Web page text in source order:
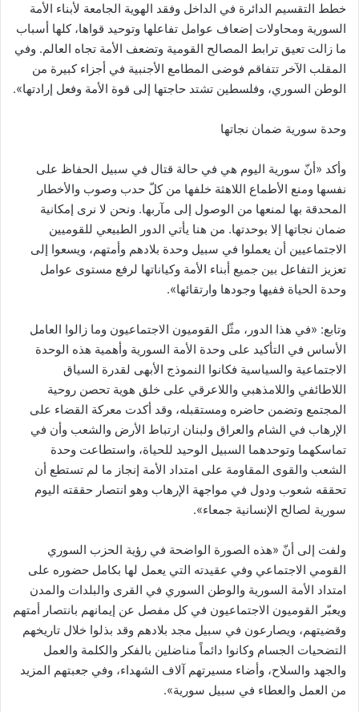
خطط التقسيم الدائرة في الداخل وفقد الهوية الجامعة لأبناء الأمة
السورية ومحاولات إضعاف عوامل تفاعلها وتوحيد قواها، كلها أسباب
ما زالت تعيق ترابط المصالح القومية وتضعف الأمة تجاه العالم. وفي
المقلب الآخر تتفاقم فوضى المطامع الأجنبية في أجزاء كبيرة من
الوطن السوري، وفلسطين تشتد حاجتها إلى قوة الأمة وفعل إرادتها».
وحدة سورية ضمان نجاتها
وأكد «أنّ سورية اليوم هي في حالة قتال في سبيل الحفاظ على
نفسها ومنع الأطماع اللاهثة خلفها من كلّ حدب وصوب والأخطار
المحدقة بها لمنعها من الوصول إلى مآربها. ونحن لا نرى إمكانية
ضمان نجاتها إلا بوحدتها. من هنا يأتي الدور الطبيعي للقوميين
الاجتماعيين أن يعملوا في سبيل وحدة بلادهم وأمتهم، ويسعوا إلى
تعزيز التفاعل بين جميع أبناء الأمة وكياناتها لرفع مستوى عوامل
وحدة الحياة ففيها وجودها وارتقائها».
وتابع: «في هذا الدور، مثّل القوميون الاجتماعيون وما زالوا العامل
الأساس في التأكيد على وحدة الأمة السورية وأهمية هذه الوحدة
الاجتماعية والسياسية فكانوا النموذج الأبهى لقدرة السياق
اللاطائفي واللامذهبي واللاعرقي على خلق هوية تحصن روحية
المجتمع وتضمن حاضره ومستقبله، وقد أكدت معركة القضاء على
الإرهاب في الشام والعراق ولبنان ارتباط الأرض والشعب وأن في
تماسكهما وتوحدهما السبيل الوحيد للحياة، واستطاعت وحدة
الشعب والقوى المقاومة على امتداد الأمة إنجاز ما لم تستطع أن
تحققه شعوب ودول في مواجهة الإرهاب وهو انتصار حققته اليوم
سورية لصالح الإنسانية جمعاء».
ولفت إلى أنّ «هذه الصورة الواضحة في رؤية الحزب السوري
القومي الاجتماعي وفي عقيدته التي يعمل لها بكامل حضوره على
امتداد الأمة السورية والوطن السوري في القرى والبلدات والمدن
ويعبّر القوميون الاجتماعيون في كل مفصل عن إيمانهم بانتصار أمتهم
وقضيتهم، ويصارعون في سبيل مجد بلادهم وقد بذلوا خلال تاريخهم
التضحيات الجسام وكانوا دائماً مناضلين بالفكر والكلمة والعمل
والجهد والسلاح، وأضاء مسيرتهم آلاف الشهداء، وفي جعبتهم المزيد
من العمل والعطاء في سبيل سورية».